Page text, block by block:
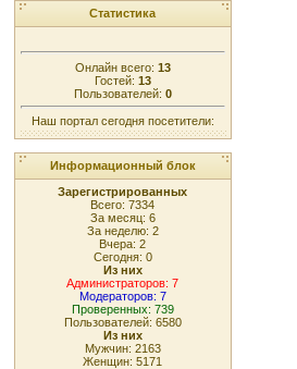
Статистика
Онлайн всего: 13
Гостей: 13
Пользователей: 0
Наш портал сегодня посетители:
Информационный блок
Зарегистрированных
Всего: 7334
За месяц: 6
За неделю: 2
Вчера: 2
Сегодня: 0
Из них
Администраторов: 7
Модераторов: 7
Проверенных: 739
Пользователей: 6580
Из них
Мужчин: 2163
Женщин: 5171